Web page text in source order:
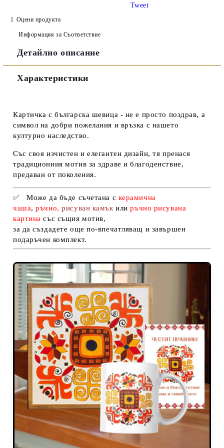
Ние ще се свържем с вас в рамките на работния ден.
Tweet
Оцени продукта
Информация за Съответствие
Детайлно описание
Характеристики
Картичка с българска шевица - не е просто поздрав, а
символ на добри пожелания и връзка с нашето
културно наследство.
Със своя изчистен и елегантен дизайн, тя пренася
традиционния мотив за здраве и благоденствие,
предаван от поколения.
✅ Може да бъде съчетана с керамична
чаша,ръчно,рисуван камък или ръчно рисувана
картина със същия мотив,
за да създадете още по-впечатляващ и завършен
подаръчен комплект.